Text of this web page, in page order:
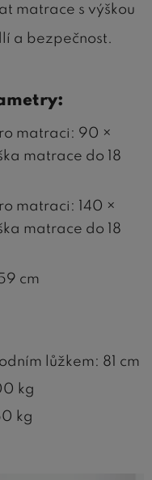
matrace s výškou
a bezpečnost.
matraci: 90 ×
matrace do 18
matraci: 140 ×
matrace do 18
cm
lůžkem: 81 cm
kg
kg